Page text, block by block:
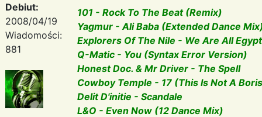
Debiut:
2008/04/19
Wiadomości:
881
101 - Rock To The Beat (Remix)
Yagmur - Ali Baba (Extended Dance
Explorers Of The Nile - We Are All
Q-Matic - You (Syntax Error Version)
Honest Doc. & Mr Driver - The Spell
Cowboy Temple - 17 (This Is Not A
Delit D'initie - Scandale
L&O - Even Now (12 Dance Mix)